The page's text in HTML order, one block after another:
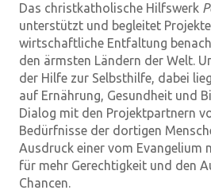
Das christkatholische Hilfswerk
unterstützt und begleitet
wirtschaftliche Entfaltung
den ärmsten Ländern der Welt.
der Hilfe zur Selbsthilfe, dabei
auf Ernährung, Gesundheit und
Dialog mit den Projektpartnern
Bedürfnisse der dortigen
Ausdruck einer vom
für mehr Gerechtigkeit und den
Chancen.